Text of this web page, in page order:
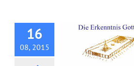
16
08, 2015